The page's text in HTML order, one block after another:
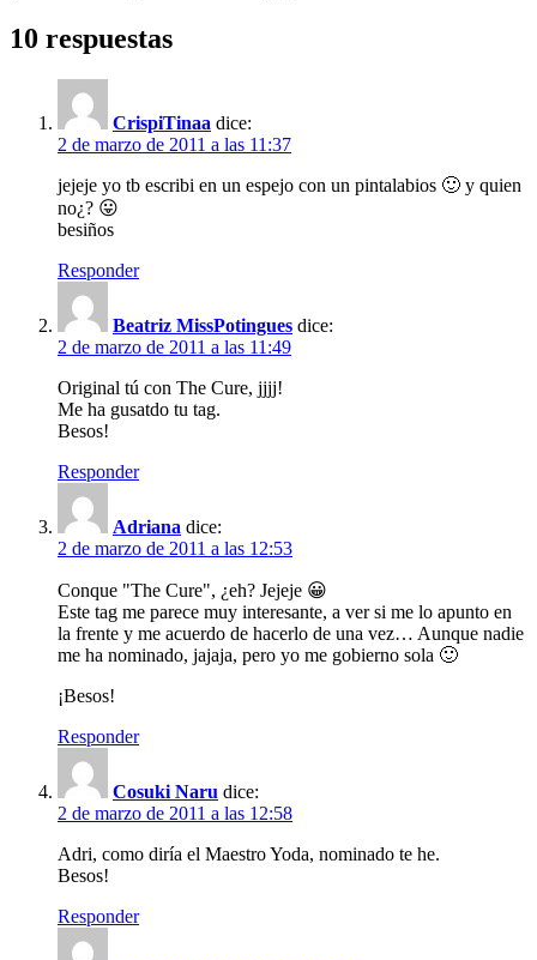
10 respuestas
CrispiTinaa dice:
2 de marzo de 2011 a las 11:37
jejeje yo tb escribi en un espejo con un pintalabios 🙂 y quien
no¿? 😛
besiños
Responder
Beatriz MissPotingues dice:
2 de marzo de 2011 a las 11:49
Original tú con The Cure, jjjj!
Me ha gusatdo tu tag.
Besos!
Responder
Adriana dice:
2 de marzo de 2011 a las 12:53
Conque "The Cure", ¿eh? Jejeje 😀
Este tag me parece muy interesante, a ver si me lo apunto en
la frente y me acuerdo de hacerlo de una vez… Aunque nadie
me ha nominado, jajaja, pero yo me gobierno sola 🙂
¡Besos!
Responder
Cosuki Naru dice:
2 de marzo de 2011 a las 12:58
Adri, como diría el Maestro Yoda, nominado te he.
Besos!
Responder